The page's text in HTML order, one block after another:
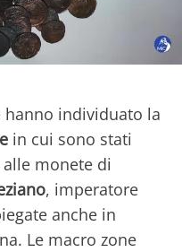
individuato la
in cui sono stati
monete di
, imperatore
anche in
Le macro zone